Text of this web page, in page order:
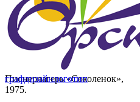
Пионерлагерь «Соколенок»,
1975.
графдизайнлоготип